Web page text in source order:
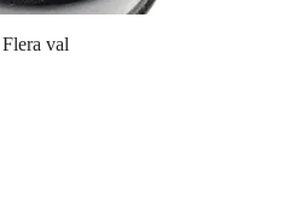
Flera val